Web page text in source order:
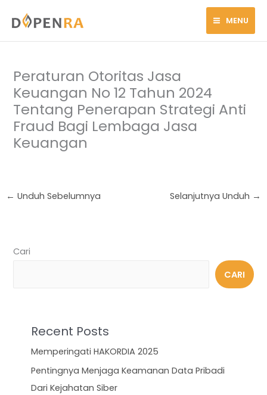
MENU
Peraturan Otoritas Jasa
Keuangan No 12 Tahun 2024
Tentang Penerapan Strategi Anti
Fraud Bagi Lembaga Jasa
Keuangan
← Unduh Sebelumnya Selanjutnya Unduh →
Cari
CARI
Recent Posts
Memperingati HAKORDIA 2025
Pentingnya Menjaga Keamanan Data Pribadi
Dari Kejahatan Siber